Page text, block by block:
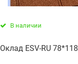
В наличии
Оклад ESV-RU 78*118